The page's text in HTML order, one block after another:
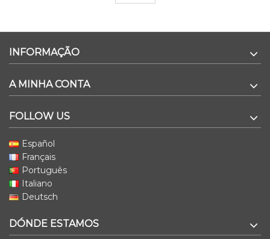
INFORMAÇÃO
A MINHA CONTA
FOLLOW US
Español
Français
Português
Italiano
Deutsch
DÓNDE ESTAMOS